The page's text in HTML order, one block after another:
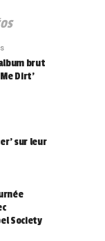
brut
Dirt’
sur leur
Society